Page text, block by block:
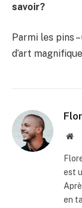
savoir?
Parmi les pins
d’art
Site
est
en